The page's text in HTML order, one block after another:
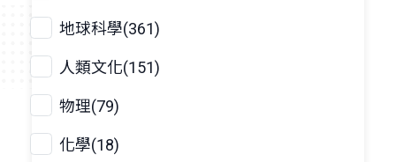
地球科學(361)
人類文化(151)
物理(79)
化學(18)